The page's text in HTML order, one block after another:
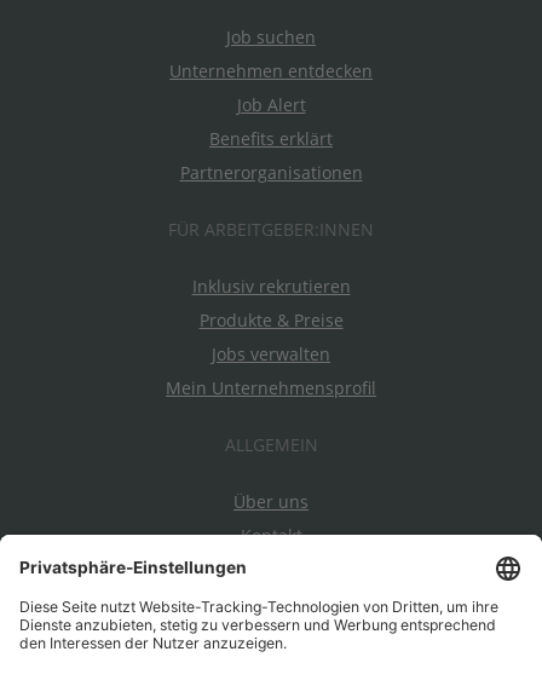
Job suchen
Unternehmen entdecken
Job Alert
Benefits erklärt
Partnerorganisationen
FÜR ARBEITGEBER:INNEN
Inklusiv rekrutieren
Produkte & Preise
Jobs verwalten
Mein Unternehmensprofil
ALLGEMEIN
Über uns
Kontakt
Datenschutz
Impressum
AGBs